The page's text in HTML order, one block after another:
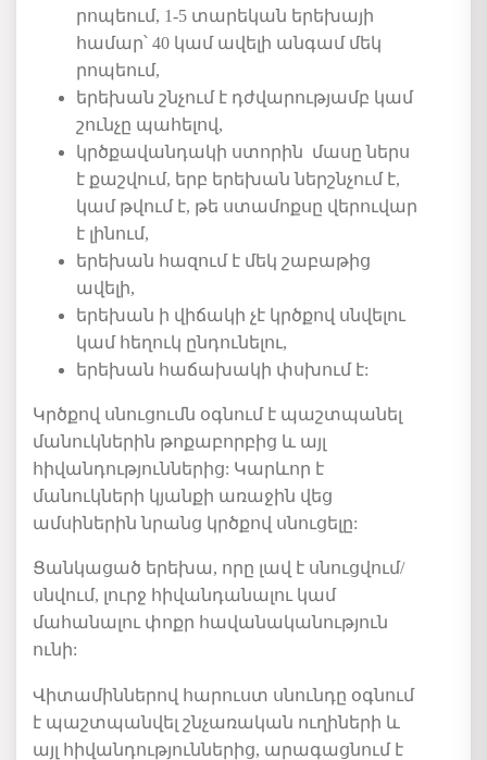
րոպեում, 1-5 տարեկան երեխայի
համար՝ 40 կամ ավելի անգամ մեկ
րոպեում,
երեխան շնչում է դժվարությամբ կամ
շունչը պահելով,
կրծքավանդակի ստորին մասը ներս
է քաշվում, երբ երեխան ներշնչում է,
կամ թվում է, թե ստամոքսը վերուվար
է լինում,
երեխան հազում է մեկ շաբաթից
ավելի,
երեխան ի վիճակի չէ կրծքով սնվելու
կամ հեղուկ ընդունելու,
երեխան հաճախակի փսխում է:
Կրծքով սնուցումն օգնում է պաշտպանել
մանուկներին թոքաբորբից և այլ
հիվանդություններից: Կարևոր է
մանուկների կյանքի առաջին վեց
ամսիներին նրանց կրծքով սնուցելը:
Ցանկացած երեխա, որը լավ է սնուցվում/
սնվում, լուրջ հիվանդանալու կամ
մահանալու փոքր հավանականություն
ունի:
Վիտամիններով հարուստ սնունդը օգնում
է պաշտպանվել շնչառական ուղիների և
այլ հիվանդություններից, արագացնում է